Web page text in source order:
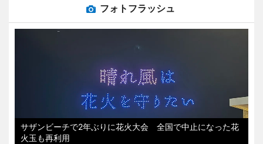
フォトフラッシュ
サザンビーチで2年ぶりに花火大会 全国で中止になった花
火玉も再利用